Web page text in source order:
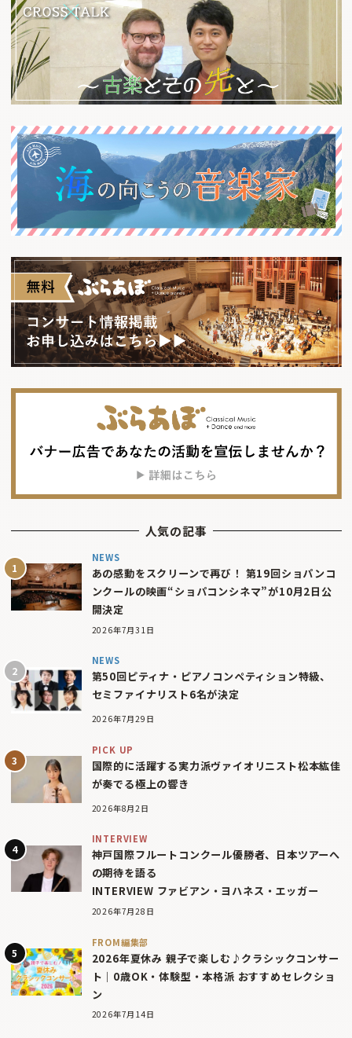
人気の記事
NEWS
あの感動をスクリーンで再び！ 第19回ショパンコ
ンクールの映画“ショパコンシネマ”が10月2日公
開決定
2026年7月31日
NEWS
第50回ピティナ・ピアノコンペティション特級、
セミファイナリスト6名が決定
2026年7月29日
PICK UP
国際的に活躍する実力派ヴァイオリニスト松本紘佳
が奏でる極上の響き
2026年8月2日
INTERVIEW
神戸国際フルートコンクール優勝者、日本ツアーへ
の期待を語る
INTERVIEW ファビアン・ヨハネス・エッガー
2026年7月28日
FROM編集部
2026年夏休み 親子で楽しむ♪クラシックコンサー
ト｜0歳OK・体験型・本格派 おすすめセレクショ
ン
2026年7月14日